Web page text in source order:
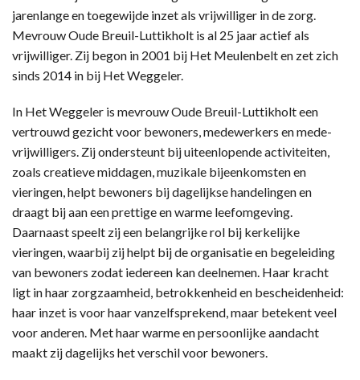
jarenlange en toegewijde inzet als vrijwilliger in de zorg.
Mevrouw Oude Breuil-Luttikholt is al 25 jaar actief als
vrijwilliger. Zij begon in 2001 bij Het Meulenbelt en zet zich
sinds 2014 in bij Het Weggeler.
In Het Weggeler is mevrouw Oude Breuil-Luttikholt een
vertrouwd gezicht voor bewoners, medewerkers en mede-
vrijwilligers. Zij ondersteunt bij uiteenlopende activiteiten,
zoals creatieve middagen, muzikale bijeenkomsten en
vieringen, helpt bewoners bij dagelijkse handelingen en
draagt bij aan een prettige en warme leefomgeving.
Daarnaast speelt zij een belangrijke rol bij kerkelijke
vieringen, waarbij zij helpt bij de organisatie en begeleiding
van bewoners zodat iedereen kan deelnemen. Haar kracht
ligt in haar zorgzaamheid, betrokkenheid en bescheidenheid:
haar inzet is voor haar vanzelfsprekend, maar betekent veel
voor anderen. Met haar warme en persoonlijke aandacht
maakt zij dagelijks het verschil voor bewoners.